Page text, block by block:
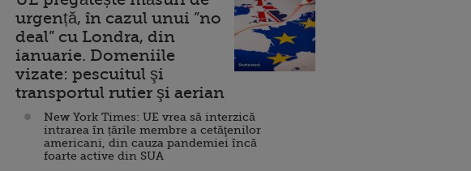
urgență, în cazul unui ”no
deal” cu Londra, din
ianuarie. Domeniile
vizate: pescuitul şi
transportul rutier şi aerian
New York Times: UE vrea să interzică
intrarea în țările membre a cetăţenilor
americani, din cauza pandemiei încă
foarte active din SUA